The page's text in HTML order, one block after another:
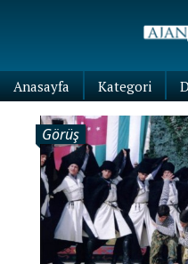
Anasayfa Kategori
Görüş